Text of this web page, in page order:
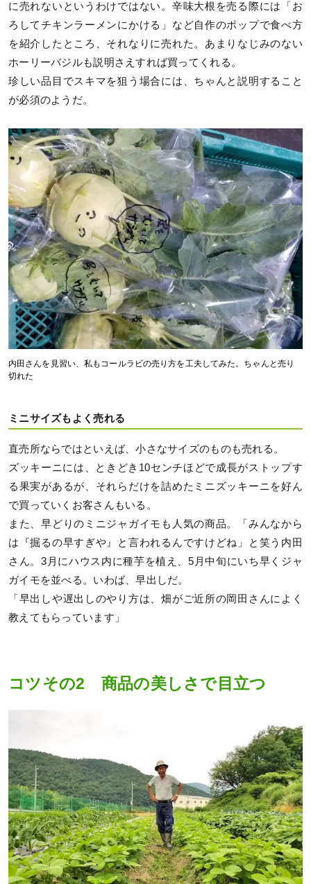
に売れないというわけではない。辛味大根を売る際には「お
ろしてチキンラーメンにかける」など自作のポップで食べ方
を紹介したところ、それなりに売れた。あまりなじみのない
ホーリーバジルも説明さえすれば買ってくれる。
珍しい品目でスキマを狙う場合には、ちゃんと説明すること
が必須のようだ。
内田さんを見習い、私もコールラビの売り方を工夫してみた。ちゃんと売り
切れた
ミニサイズもよく売れる
直売所ならではといえば、小さなサイズのものも売れる。
ズッキーニには、ときどき10センチほどで成長がストップす
る果実があるが、それらだけを詰めたミニズッキーニを好ん
で買っていくお客さんもいる。
また、早どりのミニジャガイモも人気の商品。「みんなから
は『掘るの早すぎや』と言われるんですけどね」と笑う内田
さん。3月にハウス内に種芋を植え、5月中旬にいち早くジャ
ガイモを並べる。いわば、早出しだ。
「早出しや遅出しのやり方は、畑がご近所の岡田さんによく
教えてもらっています」
コツその2 商品の美しさで目立つ